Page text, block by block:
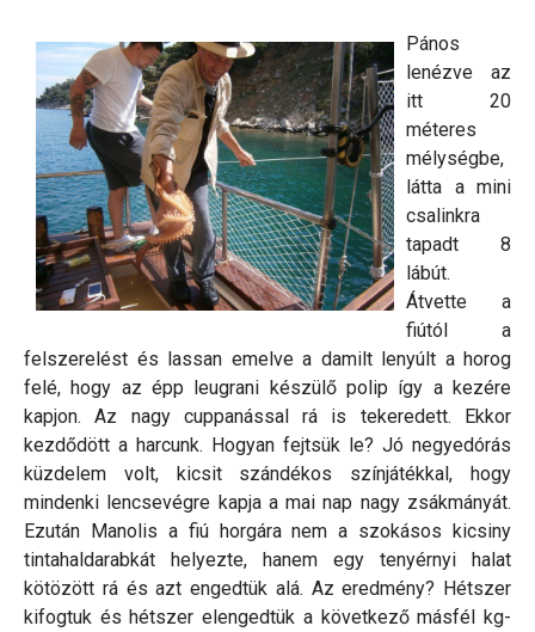
Pános
lenézve az
itt 20
méteres
mélységbe,
látta a mini
csalinkra
tapadt 8
lábút.
Átvette a
fiútól a
felszerelést és lassan emelve a damilt lenyúlt a horog
felé, hogy az épp leugrani készülő polip így a kezére
kapjon. Az nagy cuppanással rá is tekeredett. Ekkor
kezdődött a harcunk. Hogyan fejtsük le? Jó negyedórás
küzdelem volt, kicsit szándékos színjátékkal, hogy
mindenki lencsevégre kapja a mai nap nagy zsákmányát.
Ezután Manolis a fiú horgára nem a szokásos kicsiny
tintahaldarabkát helyezte, hanem egy tenyérnyi halat
kötözött rá és azt engedtük alá. Az eredmény? Hétszer
kifogtuk és hétszer elengedtük a következő másfél kg-